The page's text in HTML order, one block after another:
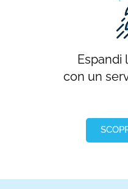
Espandi
con un